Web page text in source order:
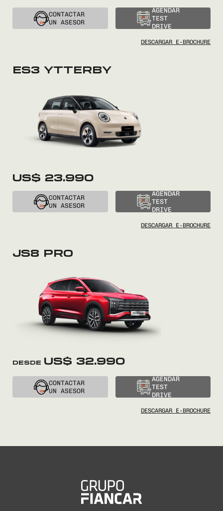
Encontranos en
CONTACTAR
UN ASESOR
AGENDAR
TEST
DRIVE
DESCARGAR E-BROCHURE
ES3 YTTERBY
US$ 23.990
CONTACTAR
UN ASESOR
AGENDAR
TEST
DRIVE
DESCARGAR E-BROCHURE
JS8 PRO
US$ 32.990
CONTACTAR
UN ASESOR
AGENDAR
TEST
DRIVE
DESCARGAR E-BROCHURE